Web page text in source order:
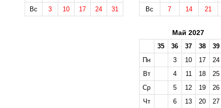
Вс
3 10 17 24 31
Вс
7 14 21
Май 2027
35 36 37 38
39
Пн
3 10 17
24
Вт
4 11 18
25
Ср
5 12 19
26
Чт
6 13 20 27